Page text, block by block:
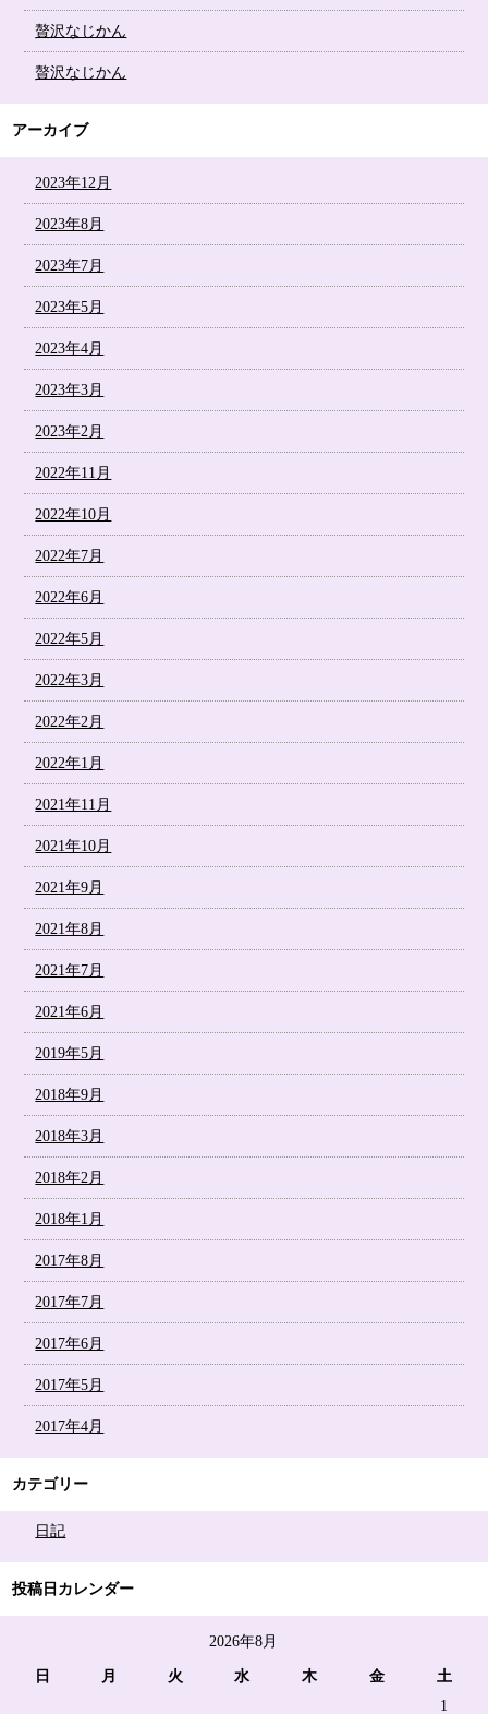
贅沢なじかん
贅沢なじかん
アーカイブ
2023年12月
2023年8月
2023年7月
2023年5月
2023年4月
2023年3月
2023年2月
2022年11月
2022年10月
2022年7月
2022年6月
2022年5月
2022年3月
2022年2月
2022年1月
2021年11月
2021年10月
2021年9月
2021年8月
2021年7月
2021年6月
2019年5月
2018年9月
2018年3月
2018年2月
2018年1月
2017年8月
2017年7月
2017年6月
2017年5月
2017年4月
カテゴリー
日記
投稿日カレンダー
2026年8月
日 月 火 水 木 金
土
1